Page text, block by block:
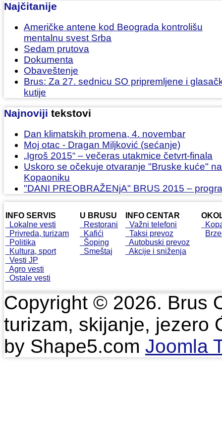
Najčitanije
Američke antene kod Beograda kontrolišu
mentalnu svest Srba
Sedam prutova
Dokumenta
Obaveštenje
Brus: Za 27. sednicu SO pripremljene i
kutije
Najnoviji tekstovi
Dan klimatskih promena, 4. novembar
Moj otac - Dragan Miljković (sećanje)
„Igroš 2015“ – večeras utakmice četvrt-finala
Uskoro se očekuje otvaranje "Bruske kuće" na
Kopaoniku
"DANI PREOBRAŽENjA" BRUS 2015 –
INFO SERVIS
Lokalne vesti
Privreda, turizam
Politika
Kultura, sport
Vesti JP
Agro vesti
Ostale vesti
U BRUSU
Restorani
Kafići
Šoping
Smeštaj
INFO CENTAR
Važni telefoni
Taksi prevoz
Autobuski prevoz
Akcije i sniženja
Copyright © 2026. Brus
turizam, skijanje, jezero
by Shape5.com Joomla